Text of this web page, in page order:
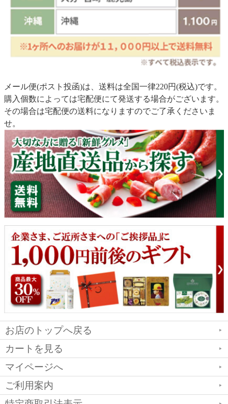
メール便(ポスト投函)は、送料は全国一律220円(税込)です。
購入個数によっては宅配便にて発送する場合がございます。
その場合は宅配便の送料になりますのでご了承くださいま
せ。
お店のトップへ戻る
カートを見る
マイページへ
ご利用案内